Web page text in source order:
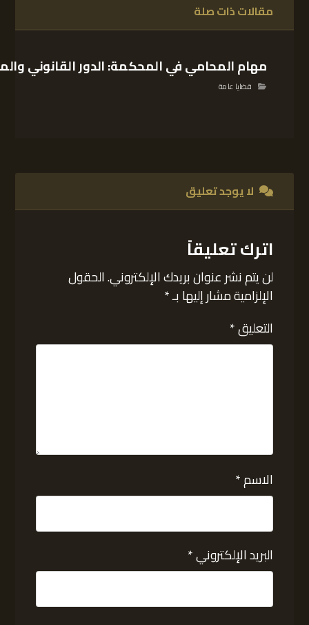
مقالات ذات صلة
مهام المحامي في المحكمة: الدور القانوني
قضايا عامة
لا يوجد تعليق
اترك تعليقاً
لن يتم نشر عنوان بريدك الإلكتروني.الحقول
الإلزامية مشار إليها بـ*
التعليق*
الاسم*
البريد الإلكتروني*